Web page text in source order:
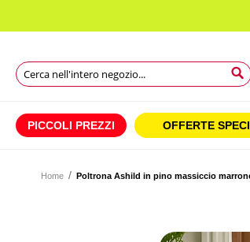
PICCOLI PREZZI OFFERTE
Home Poltrona Ashild in pino massiccio